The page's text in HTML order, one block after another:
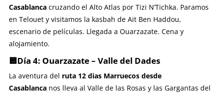
Casablancacruzando el Alto Atlas por Tizi N’Tichka. Paramos
en Telouet y visitamos la kasbah de Ait Ben Haddou,
escenario de películas. Llegada a Ouarzazate. Cena y
alojamiento.
🟨Día 4: Ouarzazate – Valle del Dades
La aventura del ruta 12 dias Marruecos desde
Casablancanos lleva al Valle de las Rosas y las Gargantas del